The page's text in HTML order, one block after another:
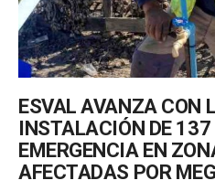
ESVAL AVANZA CON
INSTALACIÓN DE 137
EMERGENCIA EN
AFECTADAS POR